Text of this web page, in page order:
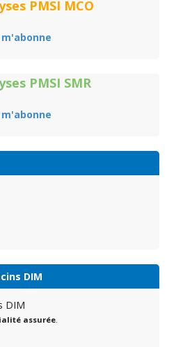
PMSI MCO
m'abonne
PMSI SMR
m'abonne
DIM
DIM
assurée.